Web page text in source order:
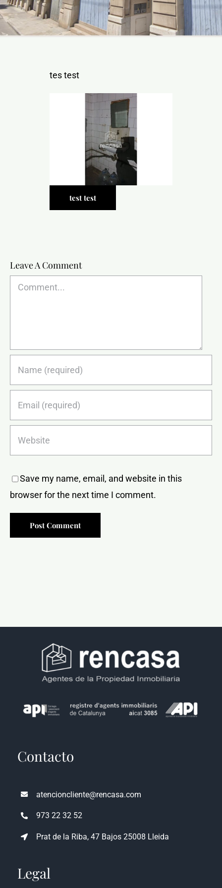
NOTICIAS Y BLOG
tes test
test test
Leave A Comment
Comment
Save my name, email, and website in this
browser for the next time I comment.
Contacto
atencioncliente@rencasa.com
973 22 32 52
Prat de la Riba, 47 Bajos 25008 Lleida
Legal